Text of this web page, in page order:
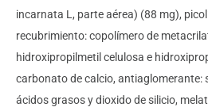
incarnata L, parte aérea) (88 mg),
recubrimiento: copolímero de
hidroxipropilmetil celulosa e
carbonato de calcio, antiaglomerante:
ácidos grasos y dioxido de silicio,